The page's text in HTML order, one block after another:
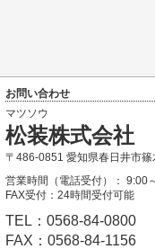
お問い合わせ
マツソウ
松装株式会社
〒486-0851 愛知県春日井市篠
営業時間（電話受付）： 9:00
FAX受付：24時間受付可能
TEL：0568-84-0800
FAX：0568-84-1156